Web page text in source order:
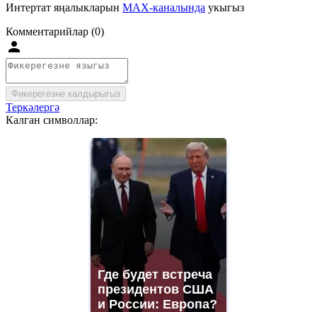
Интертат яңалыкларын MAX-каналында укыгыз
Комментарийлар (0)
Фикерегезне калдырыгыз
Теркәлергә
Калган символлар:
Где будет встреча
президентов США
и России: Европа?